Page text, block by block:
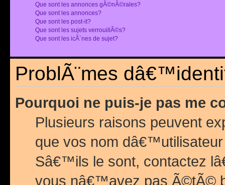
Que sont les annonces gÃ©nÃ©rales?
Que sont les annonces?
Que sont les post-it?
Que sont les sujets verrouillÃ©s?
Que sont les icÃ´nes de sujet?
ProblÃ¨mes
Pourquoi ne puis-je pas me
Plusieurs raisons peuvent
que vos nom
Sâ€™ils le sont, contactez
vous nâ€™avez pas Ã©tÃ©